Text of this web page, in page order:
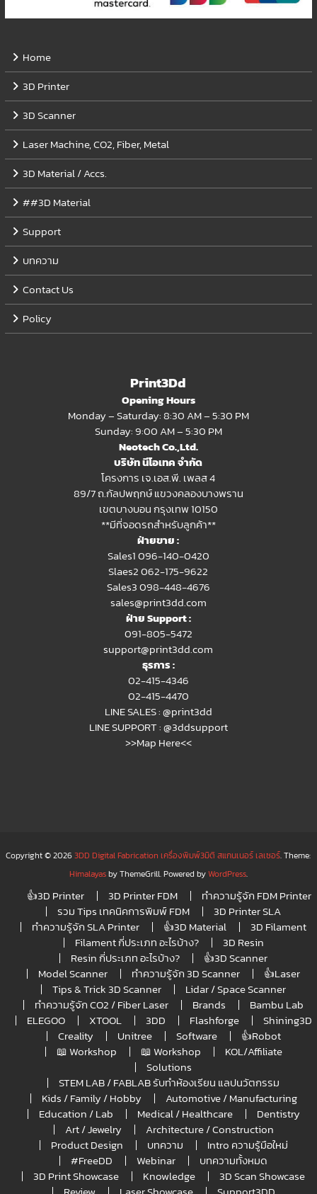
Home
3D Printer
3D Scanner
Laser Machine, CO2, Fiber, Metal
3D Material / Accs.
##3D Material
Support
บทความ
Contact Us
Policy
Print3Dd
Opening Hours
Monday – Saturday: 8:30 AM – 5:30 PM
Sunday: 9:00 AM – 5:30 PM
Neotech Co.,Ltd.
บริษัท นีโอเทค จำกัด
โครงการ เจ.เอส.พี. เพลส 4
89/7 ถ.กัลปพฤกษ์ แขวงคลองบางพราน
เขตบางบอน กรุงเทพ 10150
**มีที่จอดรถสำหรับลูกค้า**
ฝ่ายขาย :
Sales1 096-140-0420
Slaes2062-175-9622
Sales3 098-448-4676
sales@print3dd.com
ฝ่าย Support :
091-805-5472
support@print3dd.com
ธุรการ :
02-415-4346
02-415-4470
LINE SALES :@print3dd
LINE SUPPORT :@3ddsupport
>>Map Here<<
Copyright © 20263DD Digital Fabrication เครื่องพิมพ์3มิติ สแกนเนอร์ เลเซอร์. Theme:
Himalayasby ThemeGrill. Powered byWordPress.
👍3D Printer 3D Printer FDM
ทำความรู้จัก FDM Printer
รวม Tips เทคนิคการพิมพ์ FDM
3D Printer SLA
ทำความรู้จัก SLA Printer
👍3D Material
3D Filament
Filament กี่ประเภท อะไรบ้าง?
3D Resin
Resin กี่ประเภท อะไรบ้าง?
👍3D Scanner
Model Scanner
ทำความรู้จัก 3D Scanner
👍Laser
Tips & Trick 3D Scanner
Lidar / Space Scanner
ทำความรู้จัก CO2 / Fiber Laser
Brands
Bambu Lab
ELEGOO
XTOOL 3DD Flashforge
Shining3D
Creality
Unitree Software
👍Robot
📖 Workshop
📖 Workshop
KOL/Affiliate
Solutions
STEM LAB / FABLAB รับทำห้องเรียน แลปนวัตกรรม
Kids / Family / Hobby
Automotive / Manufacturing
Education / Lab
Medical / Healthcare
Dentistry
Art / Jewelry
Architecture / Construction
Product Design
บทความ
Intro ความรู้มือใหม่
#FreeDD
Webinar
บทความทั้งหมด
3D Print Showcase
Knowledge
3D Scan Showcase